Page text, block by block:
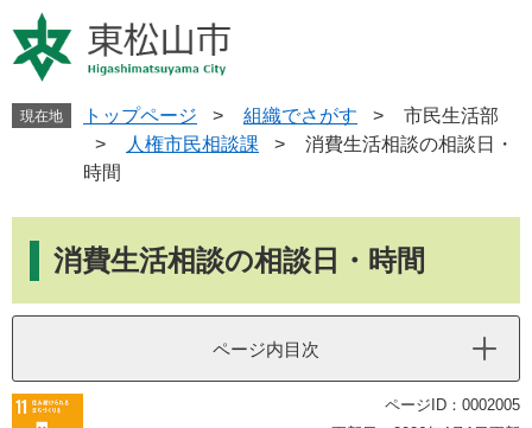
ー
ジ
ニ
ュ
現在地 トップページ > 組織でさがす >
市民生活部
>
人権市民相談課 >
消費生活相談の相談日・
時間
消費生活相談の相談日・時間
ページ内目次
ページID：0002005